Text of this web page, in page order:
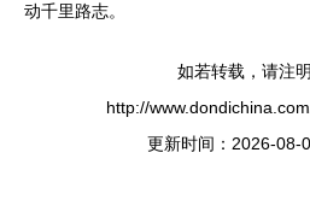
动千里路志。
如若转载，请注
http://
更新时间：2026-08-